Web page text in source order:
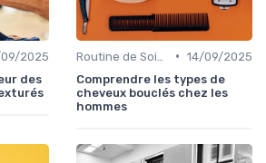
2025
des
• 14/09/2025
Comprendre les types de
cheveux bouclés chez les
hommes